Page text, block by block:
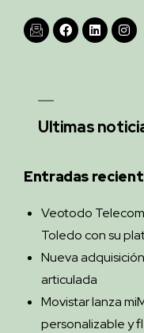
Ultimas
Entradas
Veotodo
Toledo con su
Nueva
articulada
Movistar lanza
personalizable y